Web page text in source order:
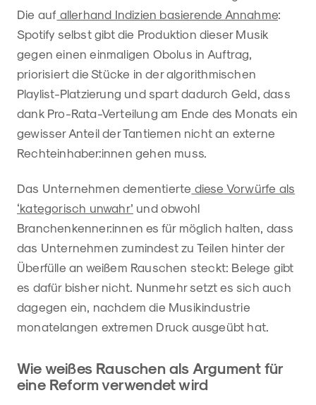
Die auf allerhand Indizien basierende Annahme:
Spotify selbst gibt die Produktion dieser Musik
gegen einen einmaligen Obolus in Auftrag,
priorisiert die Stücke in der algorithmischen
Playlist-Platzierung und spart dadurch Geld, dass
dank Pro-Rata-Verteilung am Ende des Monats ein
gewisser Anteil der Tantiemen nicht an externe
Rechteinhaber:innen gehen muss.
Das Unternehmen dementierte diese Vorwürfe als
‘kategorisch unwahr’ und obwohl
Branchenkenner:innen es für möglich halten, dass
das Unternehmen zumindest zu Teilen hinter der
Überfülle an weißem Rauschen steckt: Belege gibt
es dafür bisher nicht. Nunmehr setzt es sich auch
dagegen ein, nachdem die Musikindustrie
monatelangen extremen Druck ausgeübt hat.
Wie weißes Rauschen als Argument für
eine Reform verwendet wird